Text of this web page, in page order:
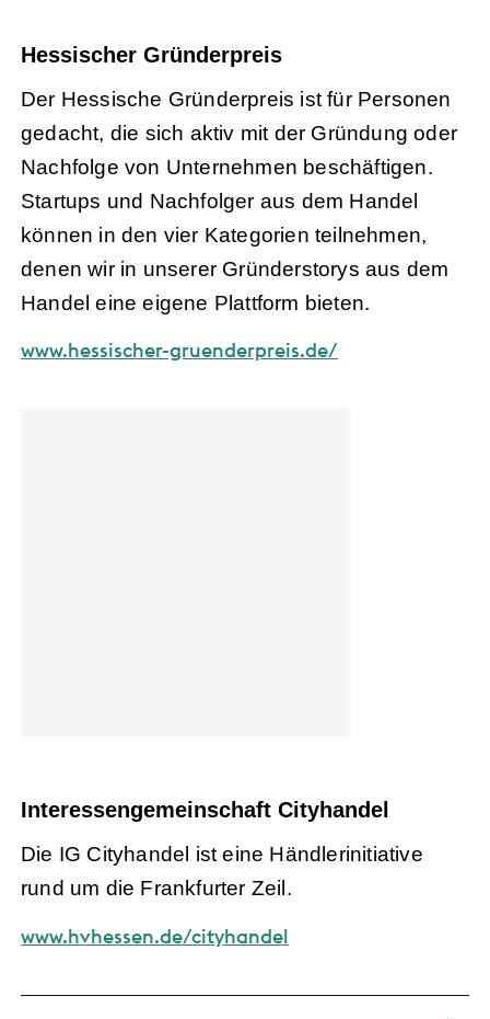
Hessischer Gründerpreis
Der Hessische Gründerpreis ist für Personen
gedacht, die sich aktiv mit der Gründung oder
Nachfolge von Unternehmen beschäftigen.
Startups und Nachfolger aus dem Handel
können in den vier Kategorien teilnehmen,
denen wir in unserer Gründerstorys aus dem
Handel eine eigene Plattform bieten.
www.hessischer-gruenderpreis.de/
Interessengemeinschaft Cityhandel
Die IG Cityhandel ist eine Händlerinitiative
rund um die Frankfurter Zeil.
www.hvhessen.de/cityhandel